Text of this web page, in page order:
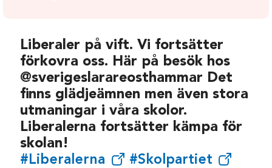
Liberaler på vift. Vi fortsätter
förkovra oss. Här på besök hos
@sverigeslarareosthammar Det
finns glädjeämnen men även stora
utmaningar i våra skolor.
Liberalerna fortsätter kämpa för
skolan!
#Liberalerna
#Skolpartiet